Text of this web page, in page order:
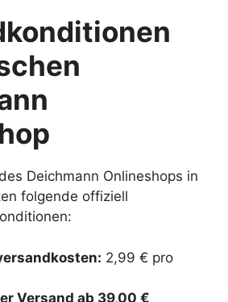
Deichmann Onlineshops in
folgende offiziell
2,99 € pro
Versand ab 39,00 €